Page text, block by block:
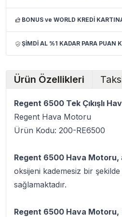
BONUS ve WORLD KREDİ
ŞİMDİ AL %1 KADAR PARA PUAN
Ürün Özellikleri
Regent 6500 Tek Çıkışlı
Regent Hava Motoru
Ürün Kodu: 200-RE6500
Regent 6500 Hava Motoru,
oksijeni kademesiz bir şekilde
sağlamaktadır.
Regent 6500 Hava Motoru,